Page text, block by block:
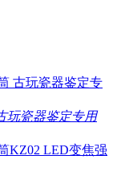
玩瓷器鉴定专用